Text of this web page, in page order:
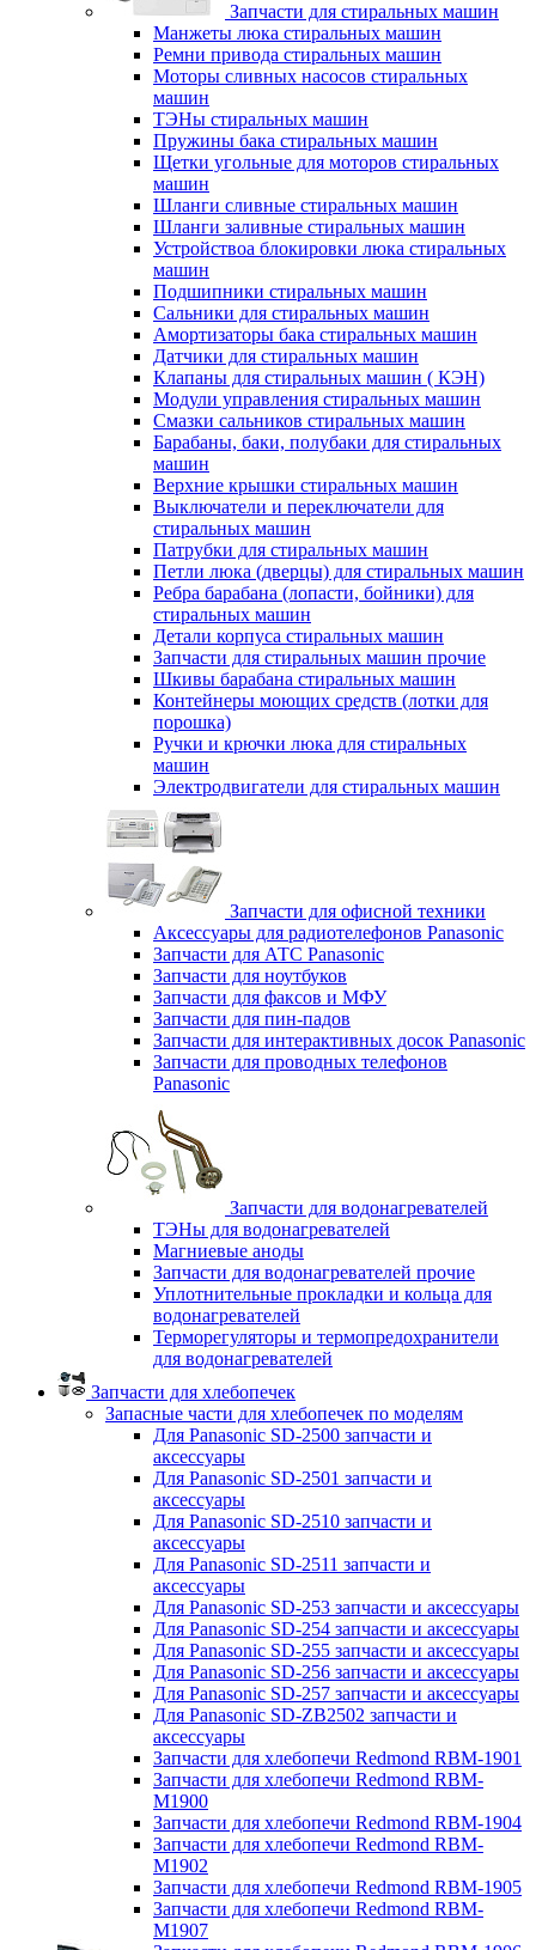
Запчасти для стиральных машин
Манжеты люка стиральных машин
Ремни привода стиральных машин
Моторы сливных насосов стиральных
машин
ТЭНы стиральных машин
Пружины бака стиральных машин
Щетки угольные для моторов стиральных
машин
Шланги сливные стиральных машин
Шланги заливные стиральных машин
Устройствоа блокировки люка стиральных
машин
Подшипники стиральных машин
Сальники для стиральных машин
Амортизаторы бака стиральных машин
Датчики для стиральных машин
Клапаны для стиральных машин ( КЭН)
Модули управления стиральных машин
Смазки сальников стиральных машин
Барабаны, баки, полубаки для стиральных
машин
Верхние крышки стиральных машин
Выключатели и переключатели для
стиральных машин
Патрубки для стиральных машин
Петли люка (дверцы) для стиральных машин
Ребра барабана (лопасти, бойники) для
стиральных машин
Детали корпуса стиральных машин
Запчасти для стиральных машин прочие
Шкивы барабана стиральных машин
Контейнеры моющих средств (лотки для
порошка)
Ручки и крючки люка для стиральных
машин
Электродвигатели для стиральных машин
Запчасти для офисной техники
Аксессуары для радиотелефонов Panasonic
Запчасти для АТС Panasonic
Запчасти для ноутбуков
Запчасти для факсов и МФУ
Запчасти для пин-падов
Запчасти для интерактивных досок Panasonic
Запчасти для проводных телефонов
Panasonic
Запчасти для водонагревателей
ТЭНы для водонагревателей
Магниевые аноды
Запчасти для водонагревателей прочие
Уплотнительные прокладки и кольца для
водонагревателей
Терморегуляторы и термопредохранители
для водонагревателей
Запчасти для хлебопечек
Запасные части для хлебопечек по моделям
Для Panasonic SD-2500 запчасти и
аксессуары
Для Panasonic SD-2501 запчасти и
аксессуары
Для Panasonic SD-2510 запчасти и
аксессуары
Для Panasonic SD-2511 запчасти и
аксессуары
Для Panasonic SD-253 запчасти и аксессуары
Для Panasonic SD-254 запчасти и аксессуары
Для Panasonic SD-255 запчасти и аксессуары
Для Panasonic SD-256 запчасти и аксессуары
Для Panasonic SD-257 запчасти и аксессуары
Для Panasonic SD-ZB2502 запчасти и
аксессуары
Запчасти для хлебопечи Redmond RBM-1901
Запчасти для хлебопечи Redmond RBM-
M1900
Запчасти для хлебопечи Redmond RBM-1904
Запчасти для хлебопечи Redmond RBM-
M1902
Запчасти для хлебопечи Redmond RBM-1905
Запчасти для хлебопечи Redmond RBM-
M1907